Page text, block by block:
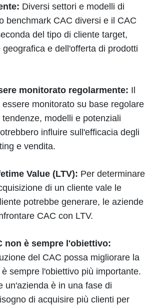
Diversi settori e modelli di
benchmark CAC diversi e il CAC
del tipo di cliente target,
e dell'offerta di prodotti
monitorato regolarmente: Il
monitorato su base regolare
modelli e potenziali
influire sull'efficacia degli
e vendita.
Value (LTV): Per determinare
di un cliente vale le
potrebbe generare, le aziende
CAC con LTV.
non è sempre l'obiettivo:
del CAC possa migliorare la
sempre l'obiettivo più importante.
un'azienda è in una fase di
di acquisire più clienti per